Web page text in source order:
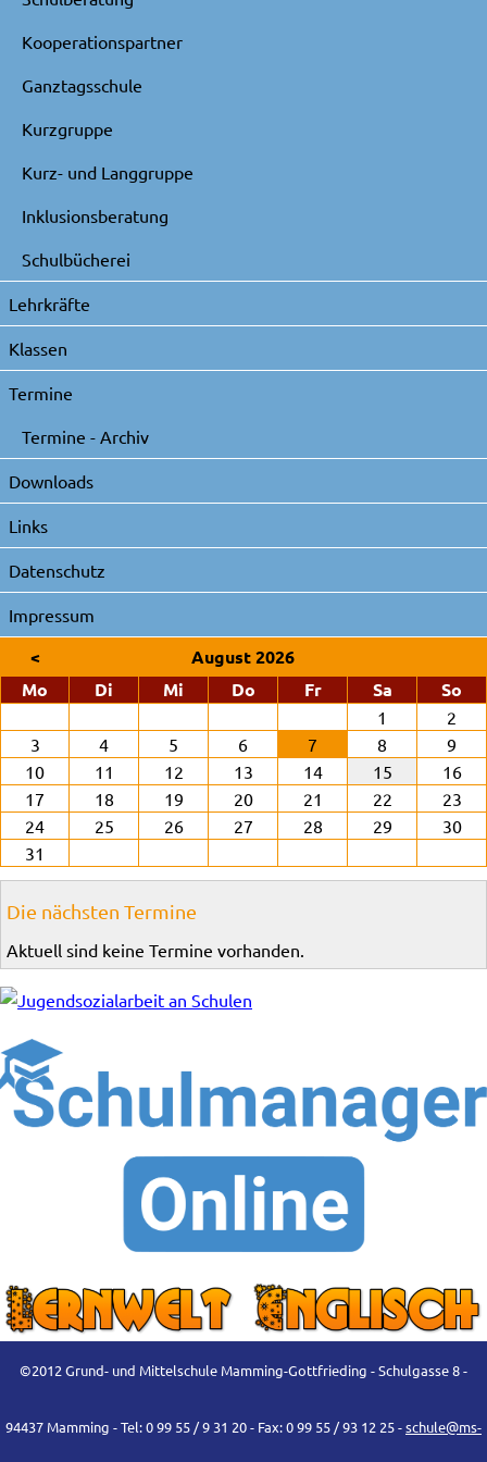
Kooperationspartner
Ganztagsschule
Kurzgruppe
Kurz- und Langgruppe
Inklusionsberatung
Schulbücherei
Lehrkräfte
Klassen
Termine
Termine - Archiv
Downloads
Links
Datenschutz
Impressum
<
August 2026
Mo
Di enstagMi ttwochDonnerstag
Freitag SamstagSo
1
2
3
4 5 6 7 8
9
10
11 12 13 14 15
16
17
18 19 20 21 22
23
24
25 26 27 28 29
30
31
Die nächsten Termine
Aktuell sind keine Termine vorhanden.
©2012 Grund- und Mittelschule Mamming-Gottfrieding - Schulgasse 8 -
94437 Mamming - Tel: 0 99 55 / 9 31 20 - Fax: 0 99 55 / 93 12 25 -schule@ms-